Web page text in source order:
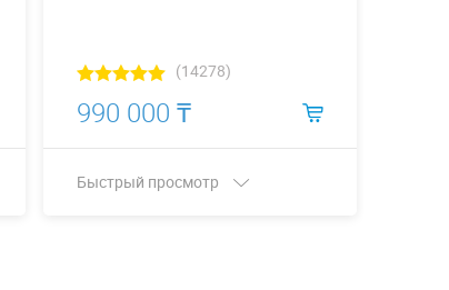
(14278)
990 000 ₸
Быстрый просмотр